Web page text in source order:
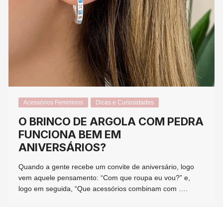
Acessórios Femininos Dicas e Curiosidades
O BRINCO DE ARGOLA COM PEDRA
FUNCIONA BEM EM
ANIVERSÁRIOS?
Quando a gente recebe um convite de aniversário, logo
vem aquele pensamento: “Com que roupa eu vou?” e,
logo em seguida, “Que acessórios combinam com ….